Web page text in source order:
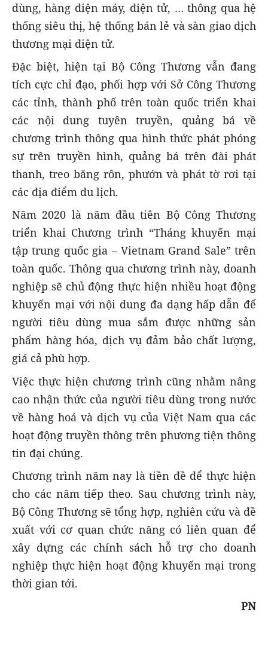
dùng, hàng điện máy, điện tử, … thông qua hệ
thống siêu thị, hệ thống bán lẻ và sàn giao dịch
thương mại điện tử.
Đặc biệt, hiện tại Bộ Công Thương vẫn đang
tích cực chỉ đạo, phối hợp với Sở Công Thương
các tỉnh, thành phố trên toàn quốc triển khai
các nội dung tuyên truyền, quảng bá về
chương trình thông qua hình thức phát phóng
sự trên truyền hình, quảng bá trên đài phát
thanh, treo băng rôn, phướn và phát tờ rơi tại
các địa điểm du lịch.
Năm 2020 là năm đầu tiên Bộ Công Thương
triển khai Chương trình “Tháng khuyến mại
tập trung quốc gia – Vietnam Grand Sale” trên
toàn quốc. Thông qua chương trình này, doanh
nghiệp sẽ chủ động thực hiện nhiều hoạt động
khuyến mại với nội dung đa dạng hấp dẫn để
người tiêu dùng mua sắm được những sản
phẩm hàng hóa, dịch vụ đảm bảo chất lượng,
giá cả phù hợp.
Việc thực hiện chương trình cũng nhằm nâng
cao nhận thức của người tiêu dùng trong nước
về hàng hoá và dịch vụ của Việt Nam qua các
hoạt động truyền thông trên phương tiện thông
tin đại chúng.
Chương trình năm nay là tiền đề để thực hiện
cho các năm tiếp theo. Sau chương trình này,
Bộ Công Thương sẽ tổng hợp, nghiên cứu và đề
xuất với cơ quan chức năng có liên quan để
xây dựng các chính sách hỗ trợ cho doanh
nghiệp thực hiện hoạt động khuyến mại trong
thời gian tới.
PN